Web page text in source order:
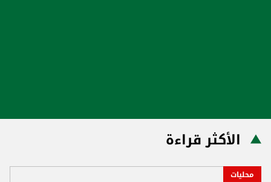
الأكثر قراءة
محليات